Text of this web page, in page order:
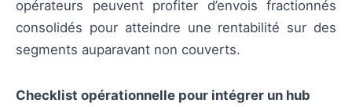
opérateurs peuvent profiter d’envois fractionnés
consolidés pour atteindre une rentabilité sur des
segments auparavant non couverts.
Checklist opérationnelle pour intégrer un hub